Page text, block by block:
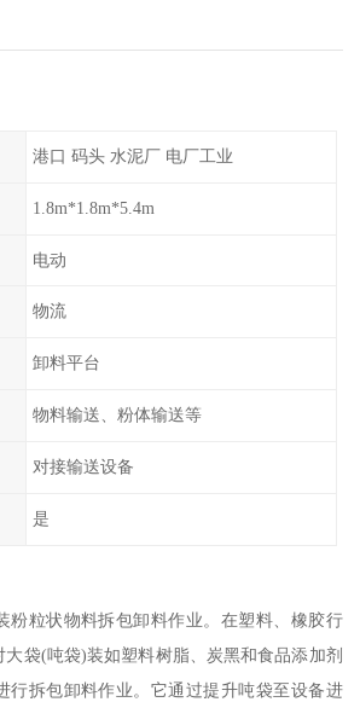
港口 码头 水泥厂 电厂工业
1.8m*1.8m*5.4m
电动
物流
卸料平台
物料输送、粉体输送等
对接输送设备
是
粉粒状物料拆包卸料作业。在塑料、橡胶行
袋(吨袋)装如塑料树脂、炭黑和食品添加剂
行拆包卸料作业。它通过提升吨袋至设备进